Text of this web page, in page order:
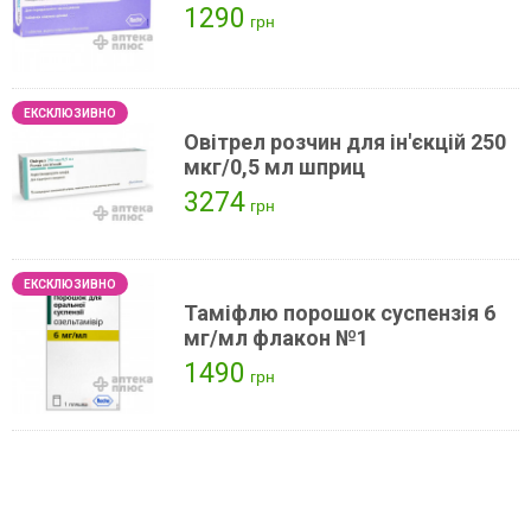
1290 грн
Овітрел розчин для ін'єкцій 250
мкг/0,5 мл шприц
3274 грн
Таміфлю порошок суспензія 6
мг/мл флакон №1
1490 грн